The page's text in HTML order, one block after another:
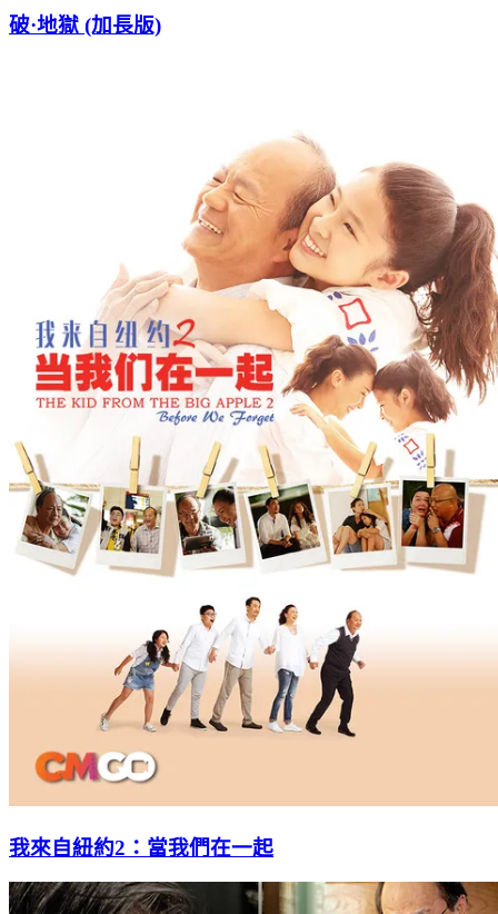
破·地獄 (加長版)
我來自紐約2：當我們在一起